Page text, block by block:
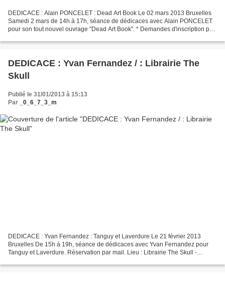
DEDICACE : Alain PONCELET : Dead Art Book Le 02 mars 2013 Bruxelles
Samedi 2 mars de 14h à 17h, séance de dédicaces avec Alain PONCELET
pour son tout nouvel ouvrage "Dead Art Book". * Demandes d'inscription par
DEDICACE : Yvan Fernandez / : Librairie The
Skull
Publié le 31/01/2013 à 15:13
Par
_0_6_7_3_m
DEDICACE : Yvan Fernandez : Tanguy et Laverdure Le 21 février 2013
Bruxelles De 15h à 19h, séance de dédicaces avec Yvan Fernandez pour
Tanguy et Laverdure. Réservation par mail. Lieu : Librairie The Skull -